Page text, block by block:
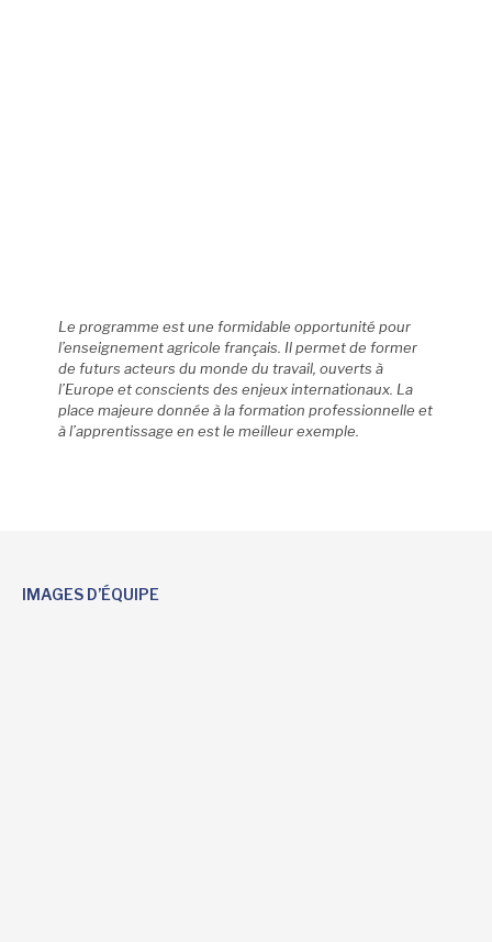
Le programme est une formidable opportunité pour
l’enseignement agricole français. Il permet de former
de futurs acteurs du monde du travail, ouverts à
l’Europe et conscients des enjeux internationaux. La
place majeure donnée à la formation professionnelle et
à l’apprentissage en est le meilleur exemple.
IMAGES D’ÉQUIPE